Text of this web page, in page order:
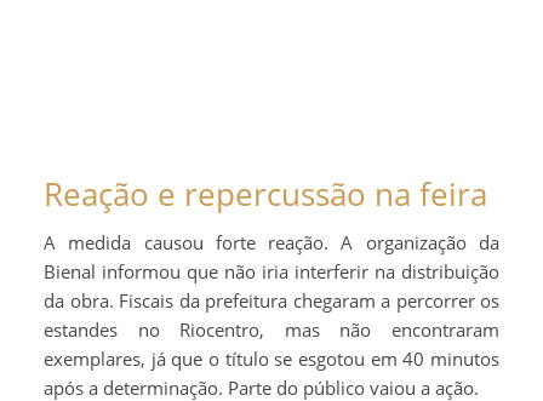
Reação e repercussão na feira
A medida causou forte reação. A organização da
Bienal informou que não iria interferir na distribuição
da obra. Fiscais da prefeitura chegaram a percorrer os
estandes no Riocentro, mas não encontraram
exemplares, já que o título se esgotou em 40 minutos
após a determinação. Parte do público vaiou a ação.